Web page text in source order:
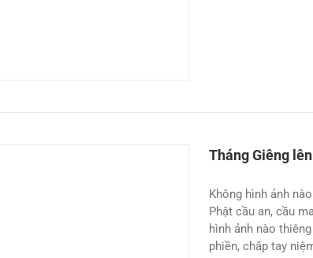
Tháng Giêng
Không hình ảnh
Phật cầu an, cầu
hình ảnh nào
phiền, chắp tay